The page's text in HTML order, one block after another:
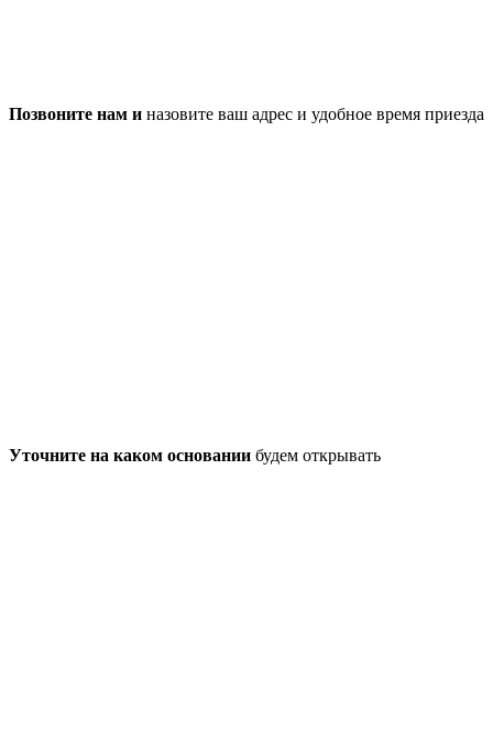
Позвоните нам и назовите ваш адрес и удобное время приезда
Уточните на каком основании будем открывать